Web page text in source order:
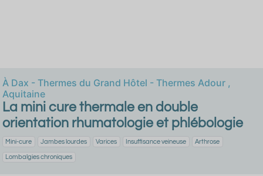
À Dax - Thermes du Grand Hôtel - Thermes Adour ,
Aquitaine
La mini cure thermale en double
orientation rhumatologie et phlébologie
Mini-cure Jambes lourdes Varices Insuffisance veineuse Arthrose
Lombalgies chroniques